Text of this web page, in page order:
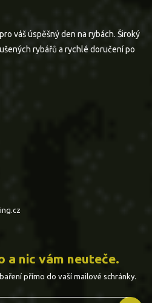
váš úspěšný den na rybách. Široký
rybářů a rychlé doručení po
a nic vám neuteče.
přímo do vaší mailové schránky.